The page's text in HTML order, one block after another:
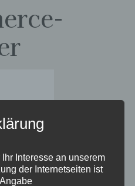
Interesse an unserem
der Internetseiten ist